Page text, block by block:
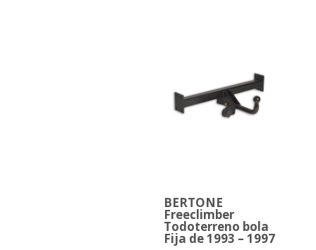
BERTONE
Freeclimber
Todoterreno bola
Fija de 1993 – 1997